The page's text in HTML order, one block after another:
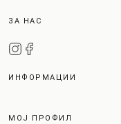
ЗА НАС
ИНФОРМАЦИИ
МОЈ ПРОФИЛ